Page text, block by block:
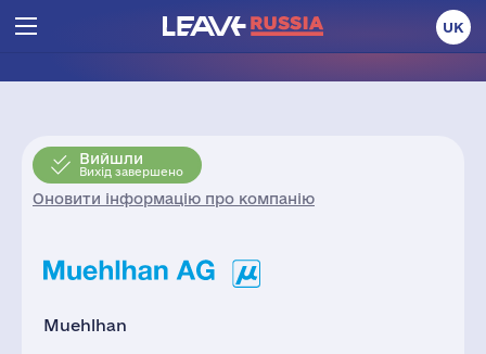
UK
Вийшли
Вихід завершено
Оновити інформацію про компанію
Muehlhan